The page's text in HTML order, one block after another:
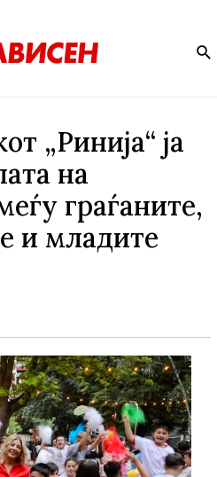
„Ринија“ ја
на
граѓаните,
и младите